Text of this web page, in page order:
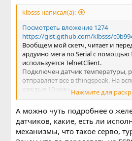
klbsss написал(а):
Посмотреть вложение 1274
https://gist.github.com/klbsss/
Вообщем мой скетч, читает и
ардуино мега по Serial c помощью
используется TelnetClient.
Подключен датчик температуры,
отправляет все в thingspeak. На
каждые 10 мин.
Запись в еепром решил
Нажимаю на toggle esp отправляет
отправки возвращается
Позже добавлю fillgauge, с
дальномера будет показывать
Нажмите для
А можно чуть подробнее о
датчиков, какие, есть ли
механизмы, что такое серво,